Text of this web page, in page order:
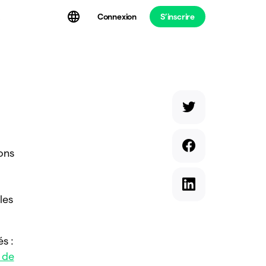
Connexion S’inscrire
: